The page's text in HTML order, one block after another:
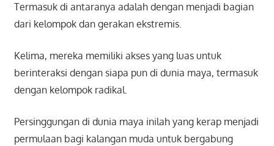
Termasuk di antaranya adalah dengan menjadi bagian
dari kelompok dan gerakan ekstremis.
Kelima, mereka memiliki akses yang luas untuk
berinteraksi dengan siapa pun di dunia maya, termasuk
dengan kelompok radikal.
Persinggungan di dunia maya inilah yang kerap menjadi
permulaan bagi kalangan muda untuk bergabung